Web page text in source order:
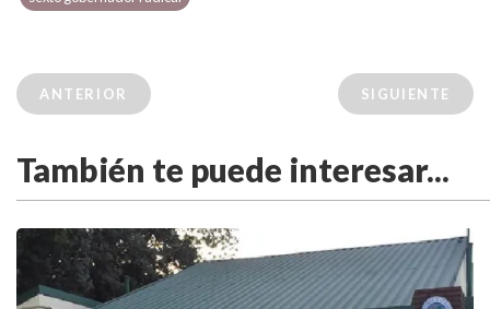
ANTERIOR SIGUIENTE
También te puede interesar...